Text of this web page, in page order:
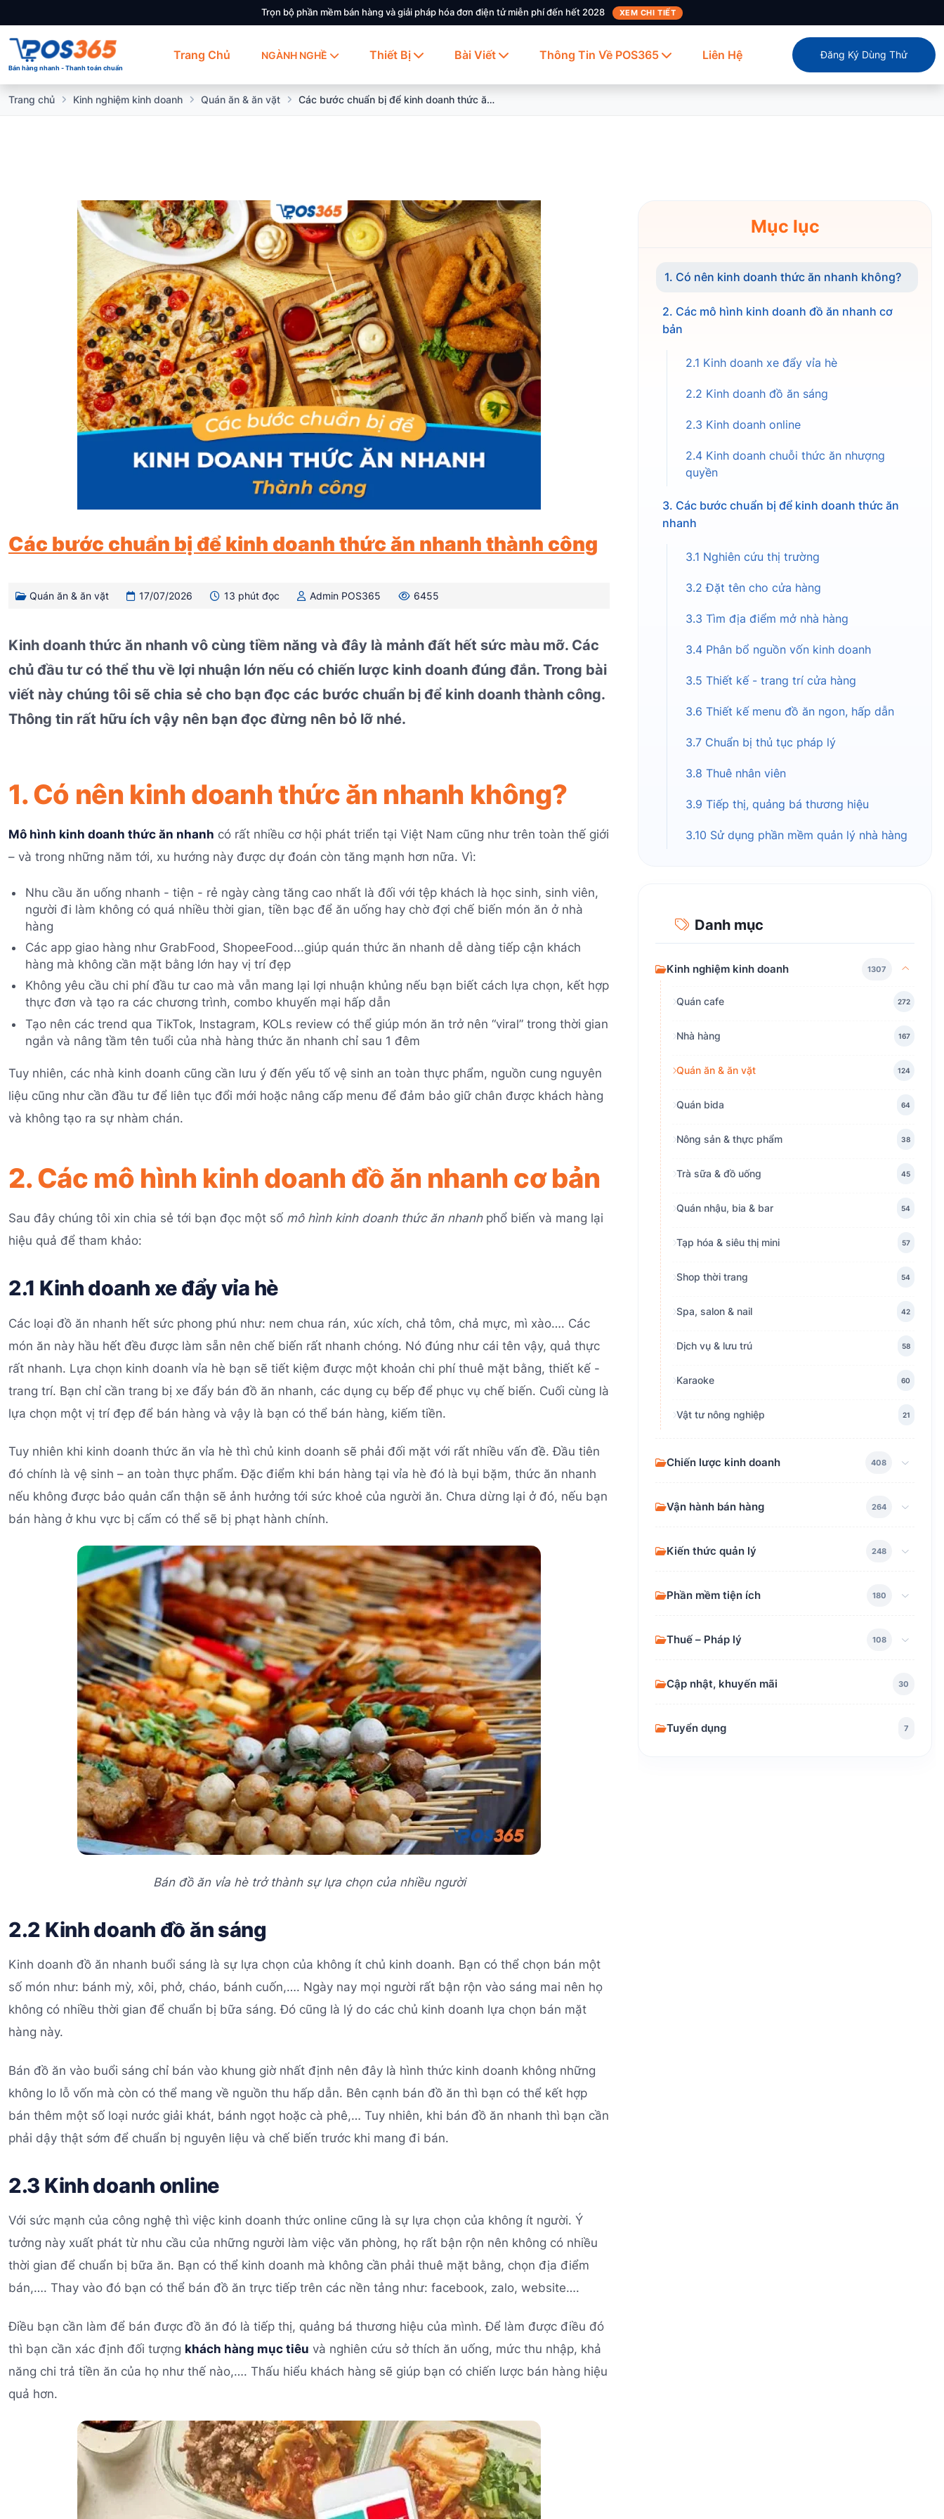
Trọn bộ phần mềm bán hàng và giải pháp hóa đơn điện tử miễn phí đến hết 2028 XEM CHI TIẾT
Bán hàng nhanh - Thanh toán chuẩn
Trang Chủ NGÀNH NGHỀ Thiết Bị Bài Viết Thông Tin Về POS365 Liên Hệ Đăng Ký Dùng Thử
Trang chủ Kinh nghiệm kinh doanh Quán ăn & ăn vặt Các bước chuẩn bị để kinh doanh thức ăn nhanh thành công
Các bước chuẩn bị để kinh doanh thức ăn nhanh thành công
Quán ăn & ăn vặt 17/07/2026 13 phút đọc Admin POS365 6455
Kinh doanh thức ăn nhanh vô cùng tiềm năng và đây là mảnh đất hết sức màu mỡ. Các
chủ đầu tư có thể thu về lợi nhuận lớn nếu có chiến lược kinh doanh đúng đắn. Trong bài
viết này chúng tôi sẽ chia sẻ cho bạn đọc các bước chuẩn bị để kinh doanh thành công.
Thông tin rất hữu ích vậy nên bạn đọc đừng nên bỏ lỡ nhé.
1. Có nên kinh doanh thức ăn nhanh không?
Mô hình kinh doanh thức ăn nhanh có rất nhiều cơ hội phát triển tại Việt Nam cũng như trên toàn thế giới
– và trong những năm tới, xu hướng này được dự đoán còn tăng mạnh hơn nữa. Vì:
Nhu cầu ăn uống nhanh - tiện - rẻ ngày càng tăng cao nhất là đối với tệp khách là học sinh, sinh viên,
người đi làm không có quá nhiều thời gian, tiền bạc để ăn uống hay chờ đợi chế biến món ăn ở nhà
hàng
Các app giao hàng như GrabFood, ShopeeFood...giúp quán thức ăn nhanh dễ dàng tiếp cận khách
hàng mà không cần mặt bằng lớn hay vị trí đẹp
Không yêu cầu chi phí đầu tư cao mà vẫn mang lại lợi nhuận khủng nếu bạn biết cách lựa chọn, kết hợp
thực đơn và tạo ra các chương trình, combo khuyến mại hấp dẫn
Tạo nên các trend qua TikTok, Instagram, KOLs review có thể giúp món ăn trở nên “viral” trong thời gian
ngắn và nâng tầm tên tuổi của nhà hàng thức ăn nhanh chỉ sau 1 đêm
Tuy nhiên, các nhà kinh doanh cũng cần lưu ý đến yếu tố vệ sinh an toàn thực phẩm, nguồn cung nguyên
liệu cũng như cần đầu tư để liên tục đổi mới hoặc nâng cấp menu để đảm bảo giữ chân được khách hàng
và không tạo ra sự nhàm chán.
2. Các mô hình kinh doanh đồ ăn nhanh cơ bản
Sau đây chúng tôi xin chia sẻ tới bạn đọc một số mô hình kinh doanh thức ăn nhanhphổ biến và mang lại
hiệu quả để tham khảo:
2.1 Kinh doanh xe đẩy vỉa hè
Các loại đồ ăn nhanh hết sức phong phú như: nem chua rán, xúc xích, chả tôm, chả mực, mì xào…. Các
món ăn này hầu hết đều được làm sẵn nên chế biến rất nhanh chóng. Nó đúng như cái tên vậy, quả thực
rất nhanh. Lựa chọn kinh doanh vỉa hè bạn sẽ tiết kiệm được một khoản chi phí thuê mặt bằng, thiết kế -
trang trí. Bạn chỉ cần trang bị xe đẩy bán đồ ăn nhanh, các dụng cụ bếp để phục vụ chế biến. Cuối cùng là
lựa chọn một vị trí đẹp để bán hàng và vậy là bạn có thể bán hàng, kiếm tiền.
Tuy nhiên khi kinh doanh thức ăn vỉa hè thì chủ kinh doanh sẽ phải đối mặt với rất nhiều vấn đề. Đầu tiên
đó chính là vệ sinh – an toàn thực phẩm. Đặc điểm khi bán hàng tại vỉa hè đó là bụi bặm, thức ăn nhanh
nếu không được bảo quản cẩn thận sẽ ảnh hưởng tới sức khoẻ của người ăn. Chưa dừng lại ở đó, nếu bạn
bán hàng ở khu vực bị cấm có thể sẽ bị phạt hành chính.
Bán đồ ăn vỉa hè trở thành sự lựa chọn của nhiều người
2.2 Kinh doanh đồ ăn sáng
Kinh doanh đồ ăn nhanh buổi sáng là sự lựa chọn của không ít chủ kinh doanh. Bạn có thể chọn bán một
số món như: bánh mỳ, xôi, phở, cháo, bánh cuốn,…. Ngày nay mọi người rất bận rộn vào sáng mai nên họ
không có nhiều thời gian để chuẩn bị bữa sáng. Đó cũng là lý do các chủ kinh doanh lựa chọn bán mặt
hàng này.
Bán đồ ăn vào buổi sáng chỉ bán vào khung giờ nhất định nên đây là hình thức kinh doanh không những
không lo lỗ vốn mà còn có thể mang về nguồn thu hấp dẫn. Bên cạnh bán đồ ăn thì bạn có thể kết hợp
bán thêm một số loại nước giải khát, bánh ngọt hoặc cà phê,… Tuy nhiên, khi bán đồ ăn nhanh thì bạn cần
phải dậy thật sớm để chuẩn bị nguyên liệu và chế biến trước khi mang đi bán.
2.3 Kinh doanh online
Với sức mạnh của công nghệ thì việc kinh doanh thức online cũng là sự lựa chọn của không ít người. Ý
tưởng này xuất phát từ nhu cầu của những người làm việc văn phòng, họ rất bận rộn nên không có nhiều
thời gian để chuẩn bị bữa ăn. Bạn có thể kinh doanh mà không cần phải thuê mặt bằng, chọn địa điểm
bán,…. Thay vào đó bạn có thể bán đồ ăn trực tiếp trên các nền tảng như: facebook, zalo, website….
Điều bạn cần làm để bán được đồ ăn đó là tiếp thị, quảng bá thương hiệu của mình. Để làm được điều đó
thì bạn cần xác định đối tượng khách hàng mục tiêu và nghiên cứu sở thích ăn uống, mức thu nhập, khả
năng chi trả tiền ăn của họ như thế nào,…. Thấu hiểu khách hàng sẽ giúp bạn có chiến lược bán hàng hiệu
quả hơn.
Mục lục
1. Có nên kinh doanh thức ăn nhanh không?
2. Các mô hình kinh doanh đồ ăn nhanh cơ
bản
2.1 Kinh doanh xe đẩy vỉa hè
2.2 Kinh doanh đồ ăn sáng
2.3 Kinh doanh online
2.4 Kinh doanh chuỗi thức ăn nhượng
quyền
3. Các bước chuẩn bị để kinh doanh thức ăn
nhanh
3.1 Nghiên cứu thị trường
3.2 Đặt tên cho cửa hàng
3.3 Tìm địa điểm mở nhà hàng
3.4 Phân bổ nguồn vốn kinh doanh
3.5 Thiết kế - trang trí cửa hàng
3.6 Thiết kế menu đồ ăn ngon, hấp dẫn
3.7 Chuẩn bị thủ tục pháp lý
3.8 Thuê nhân viên
3.9 Tiếp thị, quảng bá thương hiệu
3.10 Sử dụng phần mềm quản lý nhà hàng
Danh mục
Kinh nghiệm kinh doanh 1307
Quán cafe 272
Nhà hàng 167
Quán ăn & ăn vặt 124
Quán bida 64
Nông sản & thực phẩm 38
Trà sữa & đồ uống 45
Quán nhậu, bia & bar 54
Tạp hóa & siêu thị mini 57
Shop thời trang 54
Spa, salon & nail 42
Dịch vụ & lưu trú 58
Karaoke 60
Vật tư nông nghiệp 21
Chiến lược kinh doanh 408
Vận hành bán hàng 264
Kiến thức quản lý 248
Phần mềm tiện ích 180
Thuế – Pháp lý 108
Cập nhật, khuyến mãi 30
Tuyển dụng 7